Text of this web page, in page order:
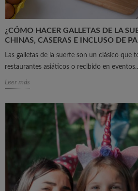
¿CÓMO HACER GALLETAS DE LA
CHINAS, CASERAS E INCLUSO DE
Las galletas de la suerte son un clásico que
restaurantes asiáticos o recibido en
Leer más